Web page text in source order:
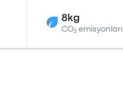
8kg
CO₂ emisyonları